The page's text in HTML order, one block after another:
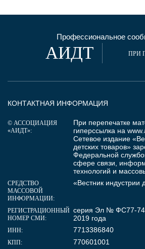
Профессиональное
АИДТ ПРИ
КОНТАКТНАЯ ИНФОРМАЦИЯ
© АССОЦИАЦИЯ
«АИДТ»:
При перепечатке
гиперссылка на
Сетевое издание
детских товаров»
Федеральной
сфере связи,
технологий и
СРЕДСТВО
МАССОВОЙ
ИНФОРМАЦИИ:
«Вестник индустрии
РЕГИСТРАЦИОННЫЙ
НОМЕР СМИ:
серия Эл № ФС77-
2019 года
ИНН: 7713386840
КПП: 770601001